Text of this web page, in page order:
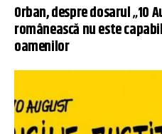
Orban, despre dosarul „10
românească nu este
oamenilor